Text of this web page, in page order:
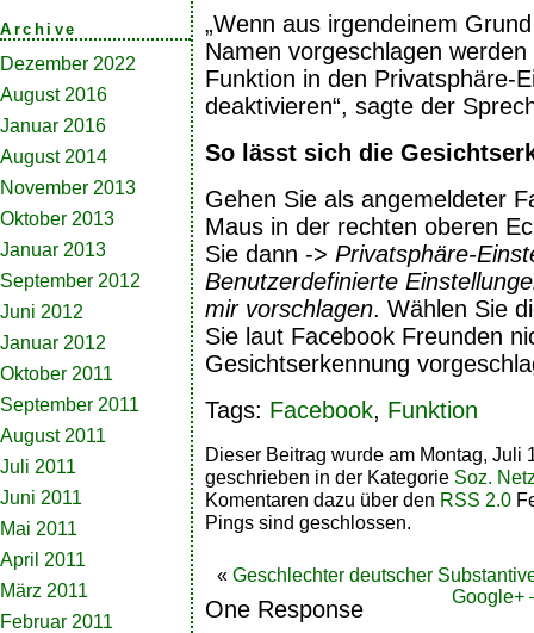
Archive
Dezember 2022
August 2016
Januar 2016
August 2014
November 2013
Oktober 2013
Januar 2013
September 2012
Juni 2012
Januar 2012
Oktober 2011
September 2011
August 2011
Juli 2011
Juni 2011
Mai 2011
April 2011
März 2011
Februar 2011
„Wenn aus irgendeinem
Namen vorgeschlagen
Funktion in den Privatsphäre-
deaktivieren“, sagte der
So lässt sich die
Gehen Sie als angemeldeter
Maus in der rechten oberen
Sie dann -> Privatsphäre-
Benutzerdefinierte
mir vorschlagen. Wählen Sie
Sie laut Facebook Freunden
Gesichtserkennung
Tags: Facebook, Funktion
Dieser Beitrag wurde am Montag, Juli
geschrieben in der Kategorie Soz.
Komentaren dazu über den RSS 2.0
Pings sind geschlossen.
« Geschlechter deutscher
Google+
One Response